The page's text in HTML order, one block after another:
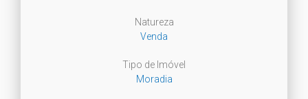
Natureza
Venda
Tipo de Imóvel
Moradia